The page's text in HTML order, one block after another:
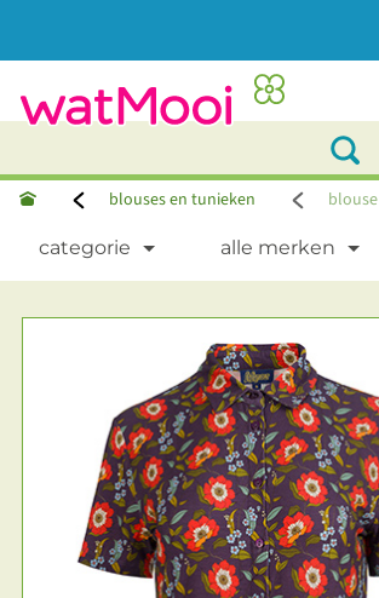
blouses en tunieken blouse
categorie alle merken